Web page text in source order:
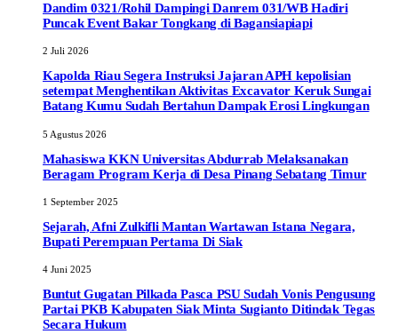
Dandim 0321/Rohil Dampingi Danrem 031/WB Hadiri
Puncak Event Bakar Tongkang di Bagansiapiapi
2 Juli 2026
Kapolda Riau Segera Instruksi Jajaran APH kepolisian
setempat Menghentikan Aktivitas Excavator Keruk Sungai
Batang Kumu Sudah Bertahun Dampak Erosi Lingkungan
5 Agustus 2026
Mahasiswa KKN Universitas Abdurrab Melaksanakan
Beragam Program Kerja di Desa Pinang Sebatang Timur
1 September 2025
Sejarah, Afni Zulkifli Mantan Wartawan Istana Negara,
Bupati Perempuan Pertama Di Siak
4 Juni 2025
Buntut Gugatan Pilkada Pasca PSU Sudah Vonis Pengusung
Partai PKB Kabupaten Siak Minta Sugianto Ditindak Tegas
Secara Hukum